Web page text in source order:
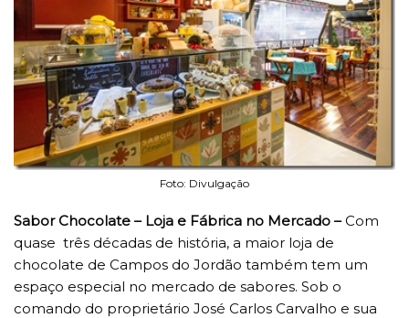
Foto: Divulgação
Sabor Chocolate – Loja e Fábrica no Mercado –Com
quase três décadas de história, a maior loja de
chocolate de Campos do Jordão também tem um
espaço especial no mercado de sabores. Sob o
comando do proprietário José Carlos Carvalho e sua